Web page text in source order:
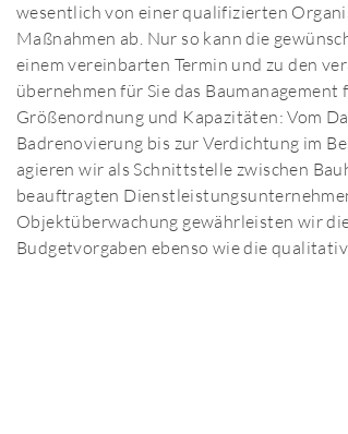
wesentlich von einer qualifizierten
Maßnahmen ab. Nur so kann die
einem vereinbarten Termin und zu den
übernehmen für Sie das
Größenordnung und Kapazitäten: Vom
Badrenovierung bis zur Verdichtung im
agieren wir als Schnittstelle zwischen
beauftragten
Objektüberwachung gewährleisten wir
Budgetvorgaben ebenso wie die